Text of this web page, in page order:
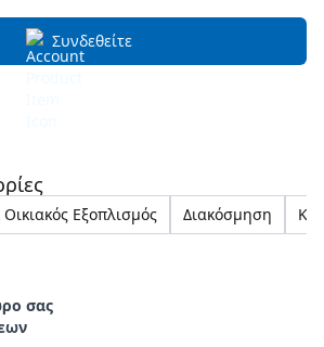
Συνδεθείτε
Εξοπλισμός Διακόσμηση
σας